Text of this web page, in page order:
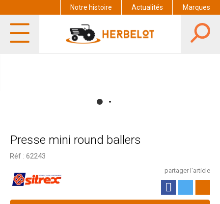
Notre histoire Actualités Marques
Presse mini round ballers
Réf : 62243
partager l'article